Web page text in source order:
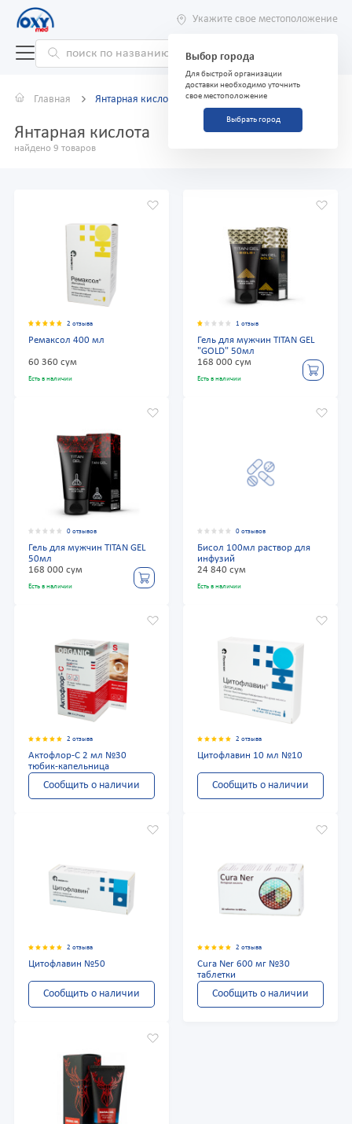
Укажите свое местоположение
Выбор города
Для быстрой организации
доставки необходимо уточнить
свое местоположение
Выбрать город
Главная Янтарная кислота
Янтарная кислота
найдено 9 товаров
2 отзыва
Ремаксол 400 мл
60 360 сум
Есть в наличии
1 отзыв
Гель для мужчин TITAN GEL
"GOLD" 50мл
168 000 сум
Есть в наличии
0 отзывов
Гель для мужчин TITAN GEL
50мл
168 000 сум
Есть в наличии
0 отзывов
Бисол 100мл раствор для
инфузий
24 840 сум
Есть в наличии
2 отзыва
Актофлор-С 2 мл №30
тюбик-капельница
Сообщить о наличии
2 отзыва
Цитофлавин 10 мл №10
Сообщить о наличии
2 отзыва
Цитофлавин №50
Сообщить о наличии
2 отзыва
Cura Ner 600 мг №30
таблетки
Сообщить о наличии